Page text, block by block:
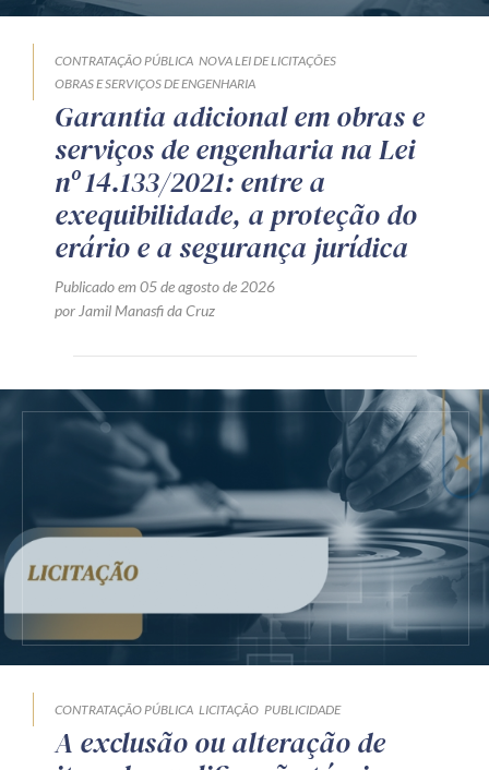
CONTRATAÇÃO PÚBLICA NOVA LEI DE LICITAÇÕES
OBRAS E SERVIÇOS DE ENGENHARIA
Garantia adicional em obras e
serviços de engenharia na Lei
nº 14.133/2021: entre a
exequibilidade, a proteção do
erário e a segurança jurídica
Publicado em 05 de agosto de 2026
por Jamil Manasfi da Cruz
CONTRATAÇÃO PÚBLICA LICITAÇÃO PUBLICIDADE
A exclusão ou alteração de